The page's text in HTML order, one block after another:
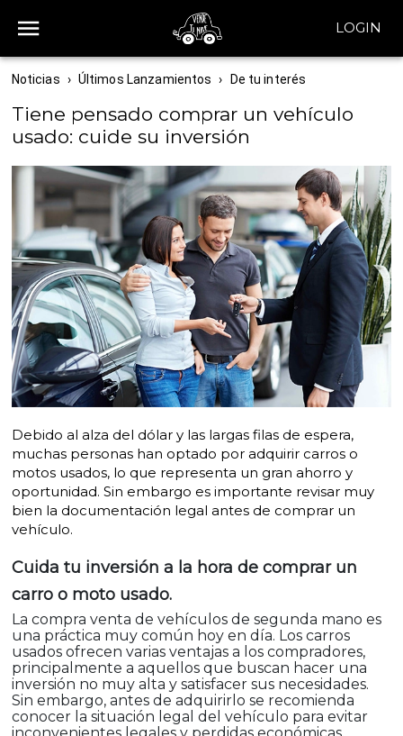
LOGIN
Noticias › Últimos Lanzamientos › De tu interés
Tiene pensado comprar un vehículo
usado: cuide su inversión
Debido al alza del dólar y las largas filas de espera,
muchas personas han optado por adquirir carros o
motos usados, lo que representa un gran ahorro y
oportunidad. Sin embargo es importante revisar muy
bien la documentación legal antes de comprar un
vehículo.
Cuida tu inversión a la hora de comprar un
carro o moto usado.
La compra venta de vehículos de segunda mano es
una práctica muy común hoy en día. Los carros
usados ofrecen varias ventajas a los compradores,
principalmente a aquellos que buscan hacer una
inversión no muy alta y satisfacer sus necesidades.
Sin embargo, antes de adquirirlo se recomienda
conocer la situación legal del vehículo para evitar